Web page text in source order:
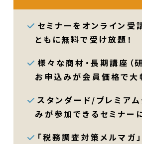
セミナーをオンライン受
ともに無料で受け放題！
様々な商材・長期講座（
お申込みが会員価格で大
スタンダード/プレミア
みが参加できるセミナー
「税務調査対策メルマガ